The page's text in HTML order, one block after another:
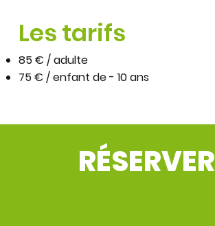
Les tarifs
85 € / adulte
75 € / enfant de - 10 ans
RÉSERVER